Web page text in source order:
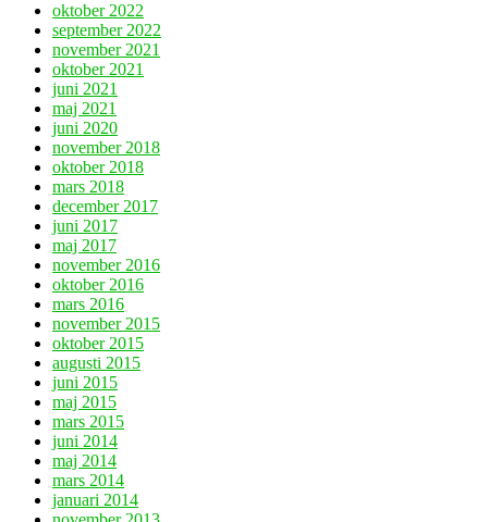
oktober 2022
september 2022
november 2021
oktober 2021
juni 2021
maj 2021
juni 2020
november 2018
oktober 2018
mars 2018
december 2017
juni 2017
maj 2017
november 2016
oktober 2016
mars 2016
november 2015
oktober 2015
augusti 2015
juni 2015
maj 2015
mars 2015
juni 2014
maj 2014
mars 2014
januari 2014